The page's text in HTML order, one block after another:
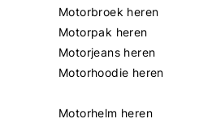
Motorbroek heren
Motorpak heren
Motorjeans heren
Motorhoodie heren
Motorhelm heren